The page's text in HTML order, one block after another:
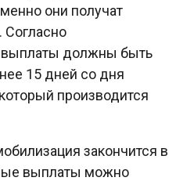
они получат
Согласно
выплаты должны быть
15 дней со дня
производится
закончится в
выплаты можно